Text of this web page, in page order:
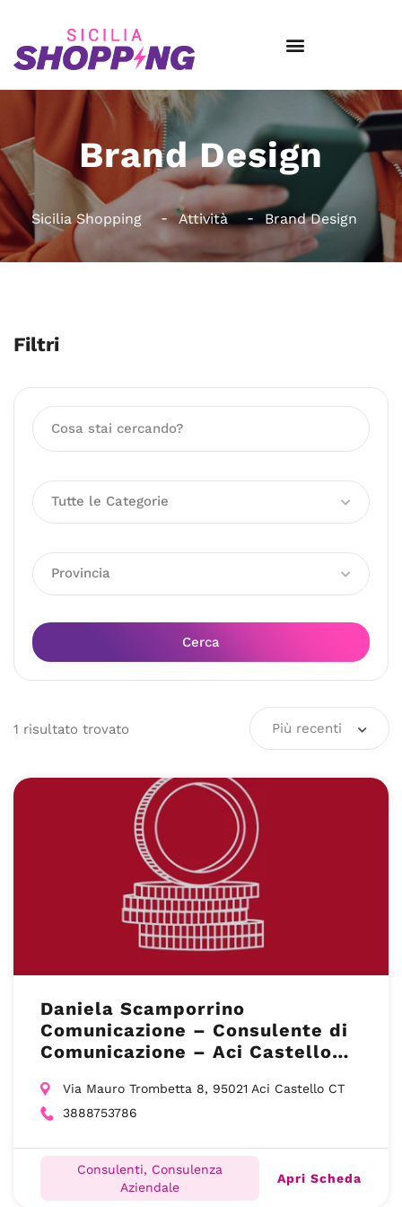
Brand Design
Sicilia Shopping Attività Brand Design
Filtri
Tutte le Categorie
Provincia
Cerca
1 risultato trovato Più recenti
Daniela Scamporrino
Comunicazione – Consulente di
Comunicazione – Aci Castello
Via Mauro Trombetta 8, 95021 Aci Castello CT
3888753786
Consulenti, Consulenza
Aziendale
Apri Scheda